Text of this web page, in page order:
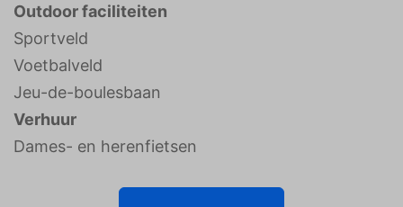
Outdoor faciliteiten
Sportveld
Voetbalveld
Jeu-de-boulesbaan
Verhuur
Dames- en herenfietsen